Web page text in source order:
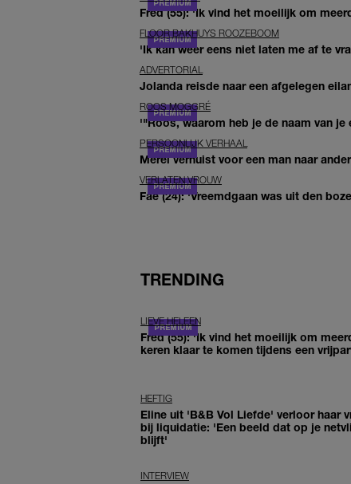
Fred (55): 'Ik vind het moeilijk om
FLOOR BAKHUYS ROOZEBOOM
'Ik kan weer eens niet laten me af te
ADVERTORIAL
Jolanda reisde naar een afgelegen
ROOS MOGGRÉ
'"Roos, waarom heb je de naam van
PERSOONLIJK VERHAAL
Merel verhuist voor een man naar
VERLATEN VROUW
Fae (24): 'Vreemdgaan was uit den
TRENDING
LIEVE HELEEN
Fred (55): 'Ik vind het moeilijk om
keren klaar te komen tijdens een
HEFTIG
Eline uit 'B&B Vol Liefde' verloor haar
bij liquidatie: 'Een beeld dat op je
blijft'
INTERVIEW